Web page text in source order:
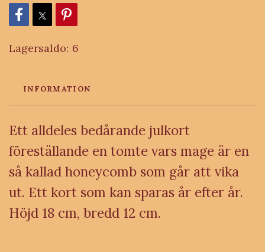
Lagersaldo: 6
INFORMATION
Ett alldeles bedårande julkort
föreställande en tomte vars mage är en
så kallad honeycomb som går att vika
ut. Ett kort som kan sparas år efter år.
Höjd 18 cm, bredd 12 cm.